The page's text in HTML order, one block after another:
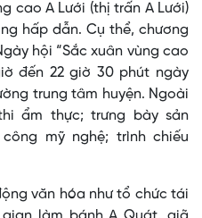
cao A Lưới (thị trấn A Lưới)
hấp dẫn. Cụ thể, chương
hội “Sắc xuân vùng cao
đến 22 giờ 30 phút ngày
trung tâm huyện. Ngoài
ẩm thực; trưng bày sản
mỹ nghệ; trình chiếu
văn hóa như tổ chức tái